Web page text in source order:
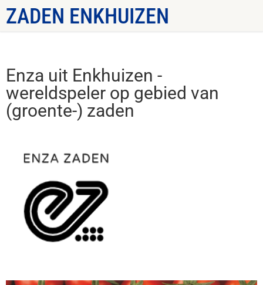
ZADEN ENKHUIZEN
Enza uit Enkhuizen -
wereldspeler op gebied van
(groente-) zaden